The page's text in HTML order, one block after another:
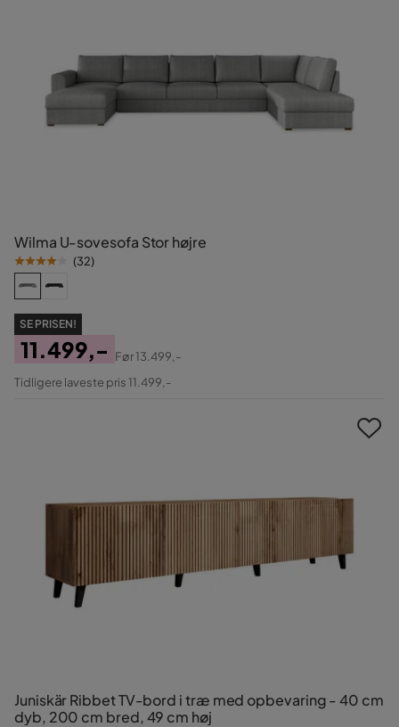
Wilma U-sovesofa Stor højre
(32)
SE PRISEN!
Pris
11.499,-
Original
Før13.499,-
Tidligere laveste pris 11.499,-
Juniskär Ribbet TV-bord i træ med opbevaring - 40 cm
dyb, 200 cm bred, 49 cm høj